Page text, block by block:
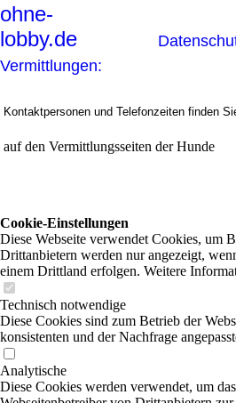
ohne-
lobby.de
Vermittlungen:
Kontaktpersonen und
auf den
Cookie-Einstellungen
Diese Webseite verwendet Cookies, um
Drittanbietern werden nur angezeigt,
einem Drittland erfolgen. Weitere
Technisch notwendige
Diese Cookies sind zum Betrieb der
konsistenten und der Nachfrage
Analytische
Diese Cookies werden verwendet, um